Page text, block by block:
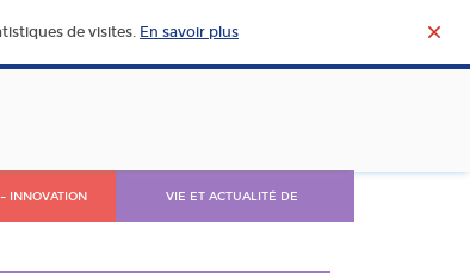
de visites. En savoir plus
INNOVATION VIE ET ACTUALITÉ DE